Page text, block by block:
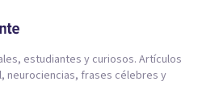
estudiantes y curiosos. Artículos
neurociencias, frases célebres y